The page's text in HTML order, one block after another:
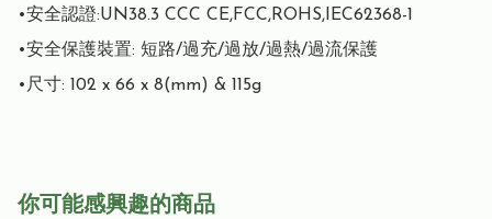
•安全認證:UN38.3 CCC CE,FCC,ROHS,IEC62368-1
•安全保護裝置: 短路/過充/過放/過熱/過流保護
•尺寸: 102 x 66 x 8(mm) & 115g
你可能感興趣的商品